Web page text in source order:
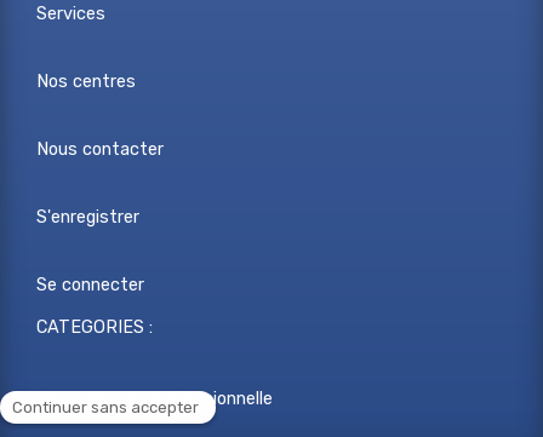
Services
Nos centres
Nous contacter
S'enregistrer
Se connecter
CATEGORIES :
Reconversion professionnelle